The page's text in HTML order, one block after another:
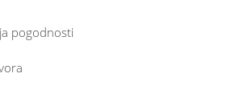
pogodnosti